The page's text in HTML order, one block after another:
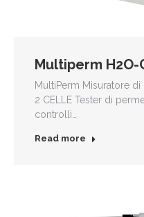
Multiperm H2O-
MultiPerm Misuratore
2 CELLE Tester di
controlli…
Read more